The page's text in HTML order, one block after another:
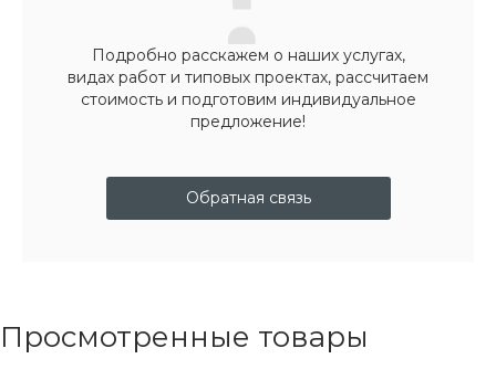
Подробно расскажем о наших услугах,
видах работ и типовых проектах, рассчитаем
стоимость и подготовим индивидуальное
предложение!
Обратная связь
Просмотренные товары